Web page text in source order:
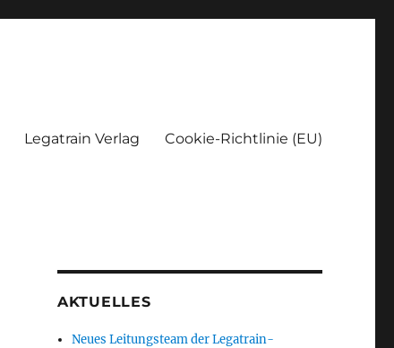
Legatrain Verlag Cookie-Richtlinie (EU)
AKTUELLES
Neues Leitungsteam der Legatrain-